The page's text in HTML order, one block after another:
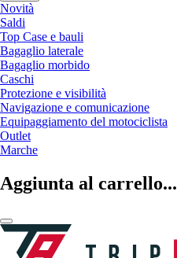
Novità
Saldi
Top Case e bauli
Bagaglio laterale
Bagaglio morbido
Caschi
Protezione e visibilità
Navigazione e comunicazione
Equipaggiamento del motociclista
Outlet
Marche
Aggiunta al carrello...